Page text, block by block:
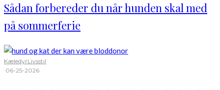
Sådan forbereder du når hunden skal med
på sommerferie
KæledyrLivsstil
·06-25-2026